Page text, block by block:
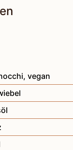
,vegan